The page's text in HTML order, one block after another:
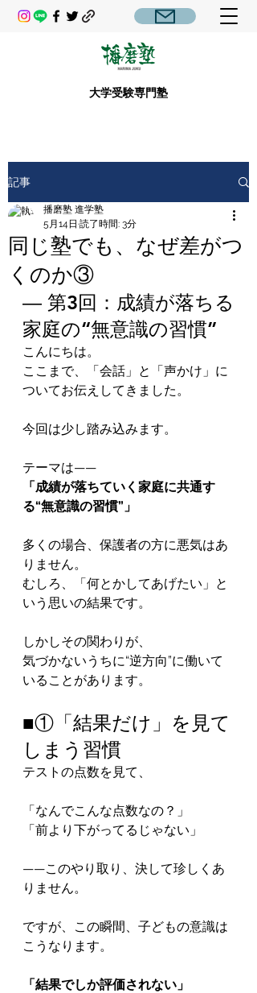
大学受験専門塾
記事
同じ塾でも、なぜ差がつ
くのか③
播磨塾 進学塾
5月14日 読了時間: 3分
― 第3回：成績が落ちる
家庭の“無意識の習慣”
こんにちは。
ここまで、「会話」と「声かけ」に
ついてお伝えしてきました。
今回は少し踏み込みます。
テーマは——
「成績が落ちていく家庭に共通す
る“無意識の習慣”」
多くの場合、保護者の方に悪気はあ
りません。
むしろ、「何とかしてあげたい」と
いう思いの結果です。
しかしその関わりが、
気づかないうちに“逆方向”に働いて
いることがあります。
■①「結果だけ」を見て
しまう習慣
テストの点数を見て、
「なんでこんな点数なの？」
「前より下がってるじゃない」
——このやり取り、決して珍しくあ
りません。
ですが、この瞬間、子どもの意識は
こうなります。
「結果でしか評価されない」